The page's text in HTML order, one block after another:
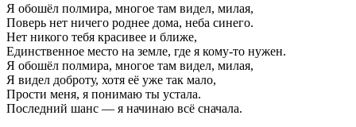
Я обошёл полмира, многое там видел, милая,
Поверь нет ничего роднее дома, неба синего.
Нет никого тебя красивее и ближе,
Единственное место на земле, где я кому-то нужен.
Я обошёл полмира, многое там видел, милая,
Я видел доброту, хотя её уже так мало,
Прости меня, я понимаю ты устала.
Последний шанс — я начинаю всё сначала.